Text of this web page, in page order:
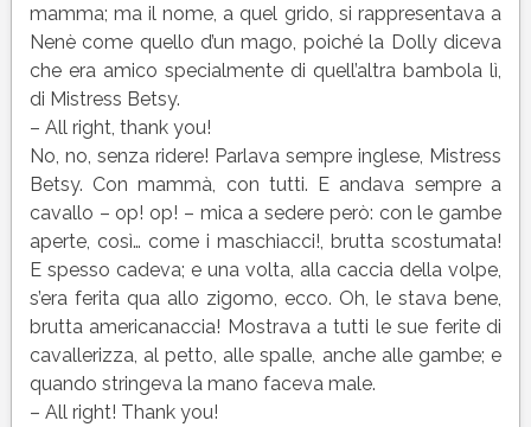
mamma; ma il nome, a quel grido, si rappresentava a
Nenè come quello d’un mago, poiché la Dolly diceva
che era amico specialmente di quell’altra bambola lì,
di Mistress Betsy.
– All right, thank you!
No, no, senza ridere! Parlava sempre inglese, Mistress
Betsy. Con mammà, con tutti. E andava sempre a
cavallo – op! op! – mica a sedere però: con le gambe
aperte, così… come i maschiacci!, brutta scostumata!
E spesso cadeva; e una volta, alla caccia della volpe,
s’era ferita qua allo zigomo, ecco. Oh, le stava bene,
brutta americanaccia! Mostrava a tutti le sue ferite di
cavallerizza, al petto, alle spalle, anche alle gambe; e
quando stringeva la mano faceva male.
– All right! Thank you!